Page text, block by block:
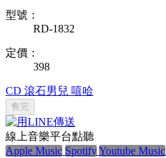
型號：
RD-1832
定價：
398
CD 滾石男兒 嘻哈
售完
線上音樂平台點聽
Apple Music SpotifyYoutube Music